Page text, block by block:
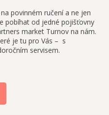
povinném ručení a ne jen
pobíhat od jedné pojišťovny
market Turnov na nám.
je tu pro Vás – s
servisem.